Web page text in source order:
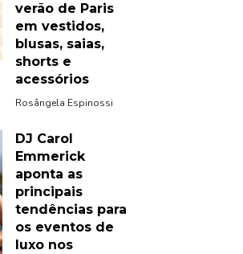
verão de Paris
em vestidos,
blusas, saias,
shorts e
acessórios
Rosângela Espinossi
DJ Carol
Emmerick
aponta as
principais
tendências para
os eventos de
luxo nos